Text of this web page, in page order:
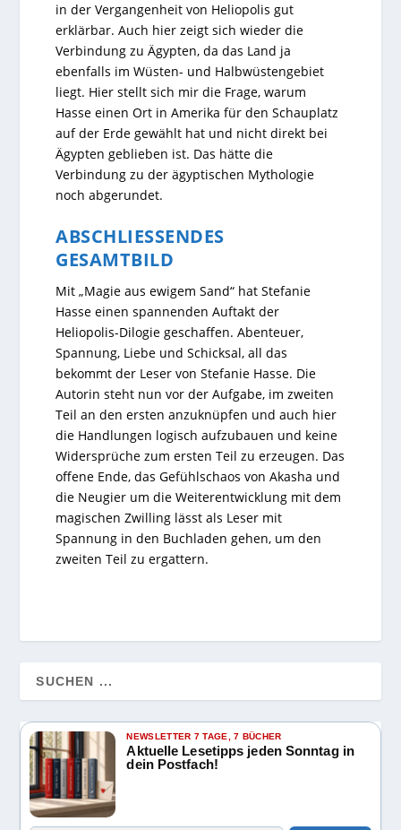
in der Vergangenheit von Heliopolis gut
erklärbar. Auch hier zeigt sich wieder die
Verbindung zu Ägypten, da das Land ja
ebenfalls im Wüsten- und Halbwüstengebiet
liegt. Hier stellt sich mir die Frage, warum
Hasse einen Ort in Amerika für den Schauplatz
auf der Erde gewählt hat und nicht direkt bei
Ägypten geblieben ist. Das hätte die
Verbindung zu der ägyptischen Mythologie
noch abgerundet.
ABSCHLIESSENDES G
ESAMTBILD
Mit „Magie aus ewigem Sand“ hat Stefanie
Hasse einen spannenden Auftakt der
Heliopolis-Dilogie geschaffen. Abenteuer,
Spannung, Liebe und Schicksal, all das
bekommt der Leser von Stefanie Hasse. Die
Autorin steht nun vor der Aufgabe, im zweiten
Teil an den ersten anzuknüpfen und auch hier
die Handlungen logisch aufzubauen und keine
Widersprüche zum ersten Teil zu erzeugen. Das
offene Ende, das Gefühlschaos von Akasha und
die Neugier um die Weiterentwicklung mit dem
magischen Zwilling lässt als Leser mit
Spannung in den Buchladen gehen, um den
zweiten Teil zu ergattern.
NEWSLETTER 7 TAGE, 7 BÜCHER
Aktuelle Lesetipps jeden Sonntag in
dein Postfach!